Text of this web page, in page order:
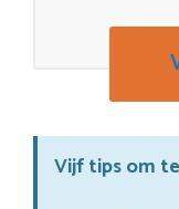
Vijf tips om